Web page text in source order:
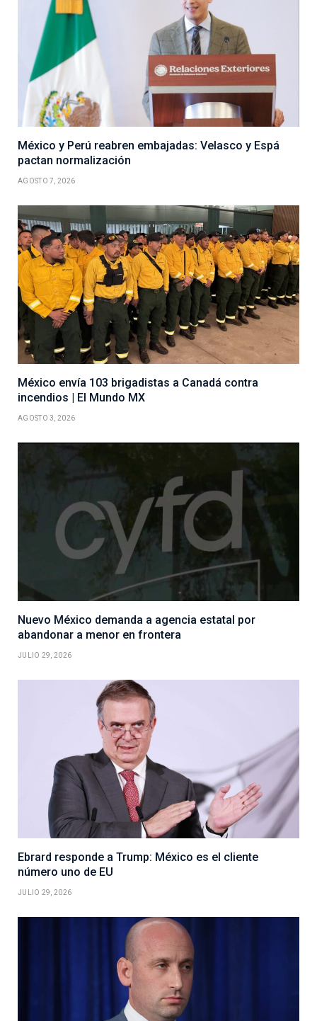
México y Perú reabren embajadas: Velasco y Espá
pactan normalización
AGOSTO 7, 2026
México envía 103 brigadistas a Canadá contra
incendios | El Mundo MX
AGOSTO 3, 2026
Nuevo México demanda a agencia estatal por
abandonar a menor en frontera
JULIO 29, 2026
Ebrard responde a Trump: México es el cliente
número uno de EU
JULIO 29, 2026